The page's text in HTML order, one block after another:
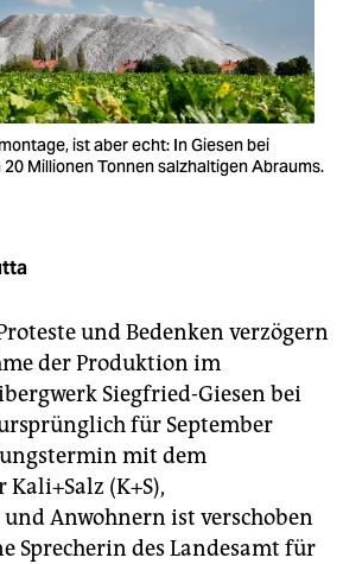
ist aber echt: In Giesen bei
Millionen Tonnen salzhaltigen Abraums.
und Bedenken verzögern
der Produktion im
Siegfried-Giesen bei
für September
mit dem
(K+S),
Anwohnern ist verschoben
Sprecherin des Landesamt für